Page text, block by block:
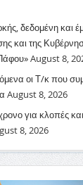
δεδομένη και
και της
August 8,
οι Τ/κ που
August 8, 2026
για κλοπές
8, 2026